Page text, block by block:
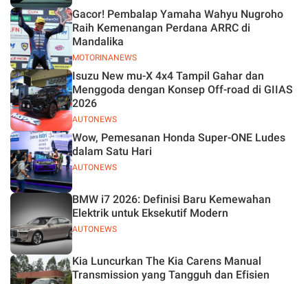
MOTORINANEWS
Gacor! Pembalap Yamaha Wahyu Nugroho
Raih Kemenangan Perdana ARRC di
Mandalika
AUTONEWS
Isuzu New mu-X 4x4 Tampil Gahar dan
Menggoda dengan Konsep Off-road di GIIAS
2026
AUTONEWS
Wow, Pemesanan Honda Super-ONE Ludes
dalam Satu Hari
AUTONEWS
BMW i7 2026: Definisi Baru Kemewahan
Elektrik untuk Eksekutif Modern
Kia Luncurkan The Kia Carens Manual
Transmission yang Tangguh dan Efisien